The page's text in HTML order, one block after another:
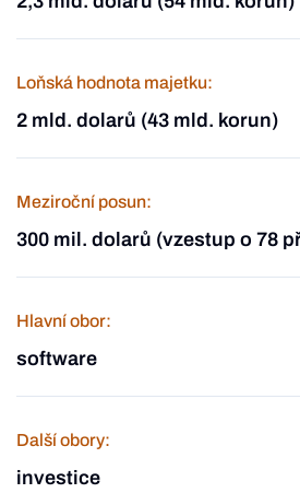
Loňská hodnota majetku:
2 mld. dolarů (43 mld. korun)
Meziroční posun:
300 mil. dolarů (vzestup o 78
Hlavní obor:
software
Další obory:
investice